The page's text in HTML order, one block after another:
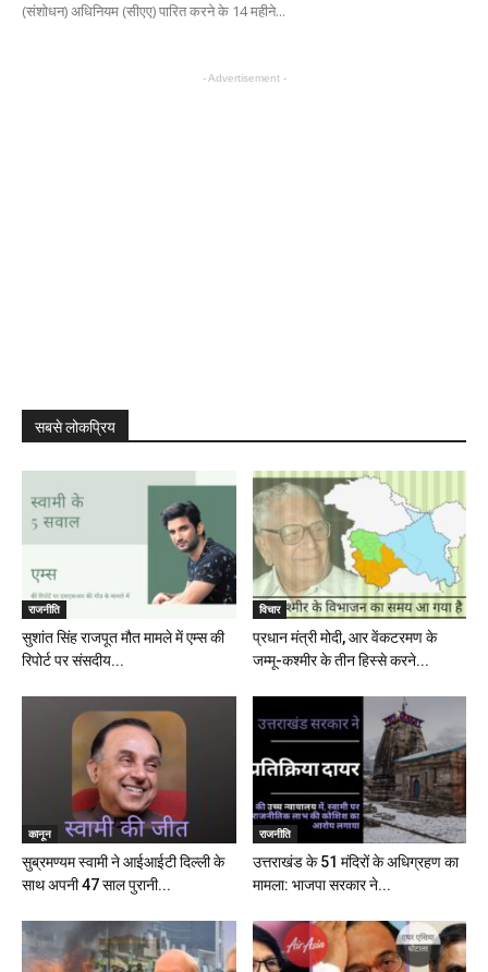
(संशोधन) अधिनियम (सीएए) पारित करने के 14 महीने...
- Advertisement -
सबसे लोकप्रिय
राजनीति
सुशांत सिंह राजपूत मौत मामले में एम्स की
रिपोर्ट पर संसदीय...
विचार
प्रधान मंत्री मोदी, आर वेंकटरमण के
जम्मू-कश्मीर के तीन हिस्से करने...
कानून
सुब्रमण्यम स्वामी ने आईआईटी दिल्ली के
साथ अपनी 47 साल पुरानी...
राजनीति
उत्तराखंड के 51 मंदिरों के अधिग्रहण का
मामला: भाजपा सरकार ने...